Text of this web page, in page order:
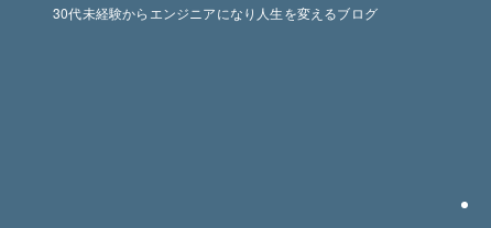
30代未経験からエンジニアになり人生を変えるブログ